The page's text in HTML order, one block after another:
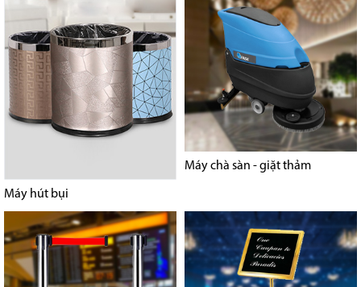
Máy hút bụi
Máy chà sàn - giặt thảm